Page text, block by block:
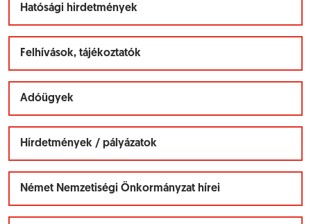
Hatósági hirdetmények
Felhívások, tájékoztatók
Adóügyek
Hírdetmények / pályázatok
Német Nemzetiségi Önkormányzat hírei